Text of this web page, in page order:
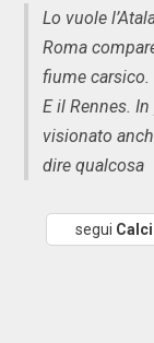
Lo vuole
Roma
fiume carsico.
E il Rennes.
visionato
dire qualcosa
segui